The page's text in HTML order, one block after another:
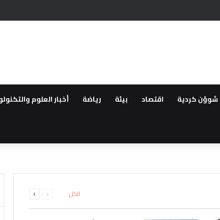
هي الاسوء بعد الحرب
شوؤن كردية اقتصاد بيئة رياضة أخبار العلوم
من مهجري سري كانيه إلى
المدعومة من تركيا لتقليص
“تعزيز التضامن الوطني
سراح الزعيمين الكرديين
آزادي كردستان المعارض
الكل الصفحةالصفحة